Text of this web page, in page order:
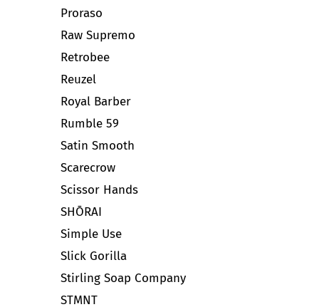
Proraso
Raw Supremo
Retrobee
Reuzel
Royal Barber
Rumble 59
Satin Smooth
Scarecrow
Scissor Hands
SHŌRAI
Simple Use
Slick Gorilla
Stirling Soap Company
STMNT